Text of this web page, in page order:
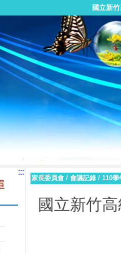
國立新
:::
家長委員會 / 會議記錄 / 110學
國立新竹